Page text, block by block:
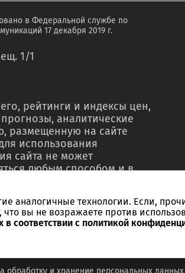
в Федеральной службе по
17 декабря 2019 г.
1/1
рейтинги и индексы цен,
аналитические
размещенную на сайте
использования
сайта не может
любым способом и в
в рамках
новостей, в коммерческих
согласия со стороны
Использование
целях запрещено.
обработку и хранение персональных данных
аналогичные технологии. Если,
вы не возражаете против
соответствии с политикой